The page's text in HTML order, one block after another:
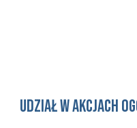
udział w akcjach